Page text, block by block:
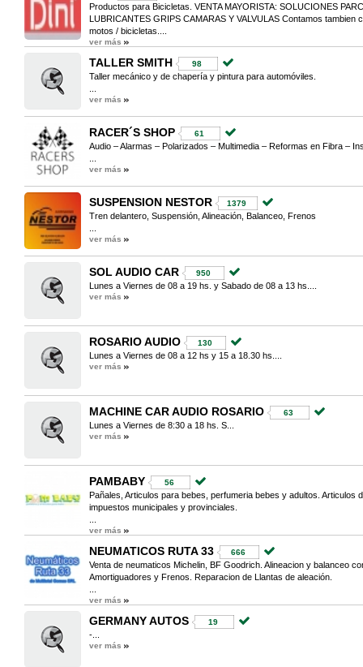
Productos para Bicicletas. VENTA MAYORISTA: SOLUCIONES
LUBRICANTES GRIPS CAMARAS Y VALVULAS Contamos
motos / bicicletas....
ver más
TALLER SMITH 98
Taller mecánico y de chapería y pintura para automóviles.
ver más
RACER´S SHOP 61
Audio – Alarmas – Polarizados – Multimedia – Reformas en Fibra –
ver más
SUSPENSION NESTOR 1379
Tren delantero, Suspensión, Alineación, Balanceo, Frenos
ver más
SOL AUDIO CAR 950
Lunes a Viernes de 08 a 19 hs. y Sabado de 08 a 13 hs....
ver más
ROSARIO AUDIO 130
Lunes a Viernes de 08 a 12 hs y 15 a 18.30 hs....
ver más
MACHINE CAR AUDIO ROSARIO 63
Lunes a Viernes de 8:30 a 18 hs. S...
ver más
PAMBABY 56
Pañales, Articulos para bebes, perfumeria bebes y adultos. Articulos
impuestos municipales y provinciales.
ver más
NEUMATICOS RUTA 33 666
Venta de neumaticos Michelin, BF Goodrich. Alineacion y balanceo
Amortiguadores y Frenos. Reparacion de Llantas de aleación.
ver más
GERMANY AUTOS 19
-...
ver más